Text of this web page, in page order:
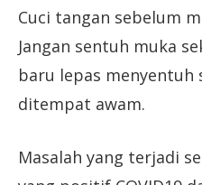
Cuci tangan sebelum
Jangan sentuh muka
baru lepas menyentuh
ditempat awam.
Masalah yang terjadi